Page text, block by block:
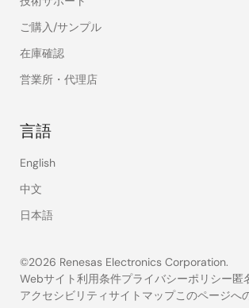
ご購入/サンプル
在庫確認
営業所・代理店
言語
English
中文
日本語
©2026 Renesas Electronics Corporation.
Webサイト利用条件プライバシーポリシー匿
アクセシビリティサイトマップこのページへ